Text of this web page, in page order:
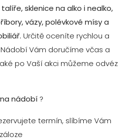
sklenice na alko i nealko,
vázy, polévkové mísy a
Určitě oceníte rychlou a
Vám doručíme včas a
po Vaší akci můžeme odvéz
nádobí ?
termín, slíbíme Vám